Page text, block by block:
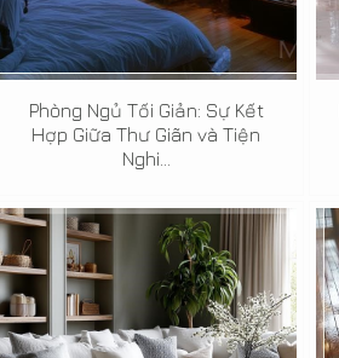
Phòng Ngủ Tối Giản: Sự Kết
Hợp Giữa Thư Giãn và Tiện
Nghi...